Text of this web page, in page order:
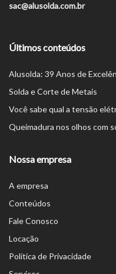
sac@alusolda.com.br
Últimos conteúdos
Alusolda: 39 Anos de
Solda e Corte de Metais
Você sabe qual a tensão
Queimadura nos olhos com
Nossa empresa
A empresa
Conteúdos
Fale Conosco
Locação
Política de Privacidade